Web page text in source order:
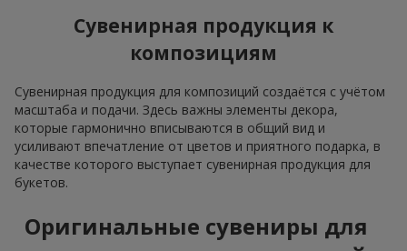
Сувенирная продукция к
композициям
Сувенирная продукция для композиций создаётся с учётом
масштаба и подачи. Здесь важны элементы декора,
которые гармонично вписываются в общий вид и
усиливают впечатление от цветов и приятного подарка, в
качестве которого выступает сувенирная продукция для
букетов.
Оригинальные сувениры для